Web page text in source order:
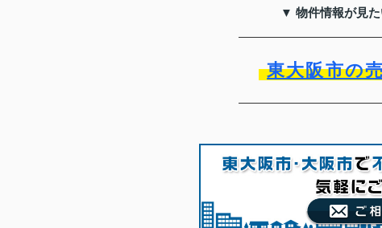
▼ 物件情報が見
東大阪市の